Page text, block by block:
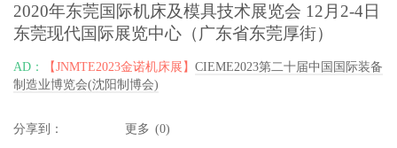
2020年东莞国际机床及模具技术展览会 12月2-4日
东莞现代国际展览中心（广东省东莞厚街）
AD： 【JNMTE2023金诺机床展】 CIEME2023第二十届中国国际装备
制造业博览会(沈阳制博会)
分享到： 更多 (0)